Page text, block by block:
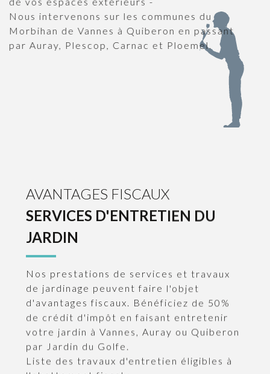
Nous intervenons sur les communes du
Morbihan de Vannes à Quiberon en passant
par Auray, Plescop, Carnac et Ploemel.
AVANTAGES FISCAUX
SERVICES D'ENTRETIEN DU
JARDIN
Nos prestations de services et travaux
de jardinage peuvent faire l'objet
d'avantages fiscaux. Bénéficiez de 50%
de crédit d'impôt en faisant entretenir
votre jardin à Vannes, Auray ou Quiberon
par Jardin du Golfe.
Liste des travaux d'entretien éligibles à